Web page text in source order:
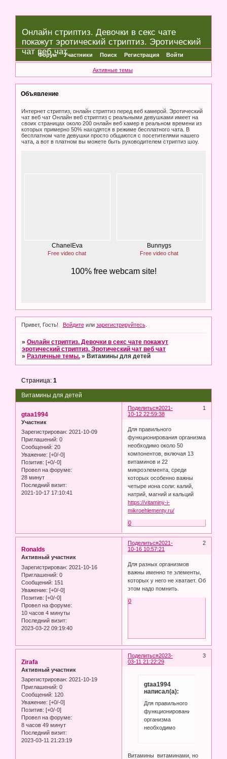
Онлайн стриптиз. Девочки в секс чате
покажут эротический стриптиз. Эротический
чат веб чат
Форум Участники Поиск Регистрация Войти
Активные темы
Объявление
Интернет стриптиз, онлайн стриптиз перед веб камерой. Эротический
чат веб чат Онлайн веб стриптиз с реальными девушками имеет на
своих страницах около 200 онлайн веб камер в реальном времени из
которых примерно 50% находятся в режиме бесплатного чата. В
бесплатном чате девушки просто общаются с посетителями нашего
чата, а вот в платном вы можете быть руководителем стриптиз шоу.
Привет, Гость! Войдитеили зарегистрируйтесь.
»Онлайн стриптиз. Девочки в секс чате покажут
эротический стриптиз. Эротический чат веб чат
» Различные темы. » Витамины для детей
Витамины для детей
Страница:1
Поделиться 1
2021-
10-12 22:59:38
gtaa1994
Участник
Зарегистрирован: 2021-10-09
Приглашений: 0
Сообщений: 20
Уважение: [+0/-0]
Позитив: [+0/-0]
Провел на форуме:
28 минут
Последний визит:
2021-10-17 17:10:41
Для правильного
функционирования организма
необходимо около 50
компонентов, включая 13
витаминов и 22
микроэлемента, среди
которых особенно важны
четыре иона соли: калий,
натрий, магний и кальций
https://vitaminy-i-
mikroehlementy.ru/
0
Поделиться 2
2021-
10-16 10:57:21
Ronalds
Активный участник
Зарегистрирован: 2021-10-16
Приглашений: 0
Сообщений: 151
Уважение: [+0/-0]
Позитив: [+0/-0]
Провел на форуме:
10 часов 4 минуты
Последний визит:
2023-03-22 09:19:40
Для разных организмов
важны именно те элементы,
которых у него не хватает. Об
этом надо помнить.
0
Поделиться 3
2023-
03-11 21:22:29
Zirafa
Активный участник
Зарегистрирован: 2021-10-19
Приглашений: 0
Сообщений: 120
Уважение: [+0/-0]
Позитив: [+0/-0]
Провел на форуме:
8 часов 49 минут
Последний визит:
2023-03-11 21:23:19
gtaa1994
написал(а):
Для правильного
функционирования
организма
необходимо
Витамины витаминами, но